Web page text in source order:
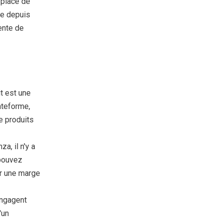
depuis
de
est une
produits
il n'y a
marge